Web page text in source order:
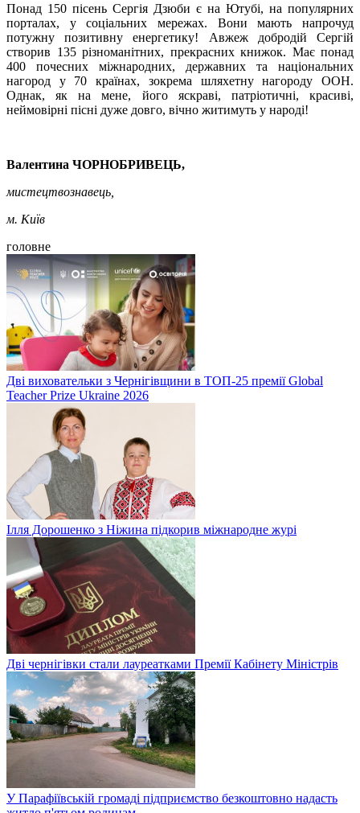
Понад 150 пісень Сергія Дзюби є на Ютубі, на популярних
порталах, у соціальних мережах. Вони мають напрочуд
потужну позитивну енергетику! Авжеж добродій Сергій
створив 135 різноманітних, прекрасних книжок. Має понад
400 почесних міжнародних, державних та національних
нагород у 70 країнах, зокрема шляхетну нагороду ООН.
Однак, як на мене, його яскраві, патріотичні, красиві,
неймовірні пісні дуже довго, вічно житимуть у народі!
Валентина ЧОРНОБРИВЕЦЬ,
мистецтвознавець,
м. Київ
головне
Дві виховательки з Чернігівщини в ТОП-25 премії Global
Teacher Prize Ukraine 2026
Ілля Дорошенко з Ніжина підкорив міжнародне журі
Дві чернігівки стали лауреатками Премії Кабінету Міністрів
У Парафіївській громаді підприємство безкоштовно надасть